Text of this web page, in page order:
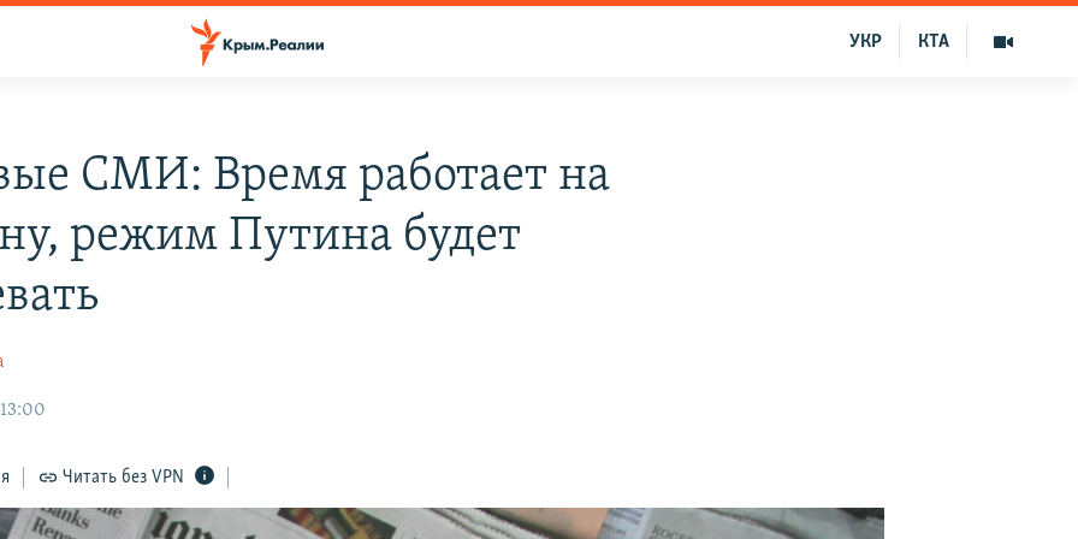
КТА
УКР
СМИ: Время работает на
режим Путина будет
Читать без VPN